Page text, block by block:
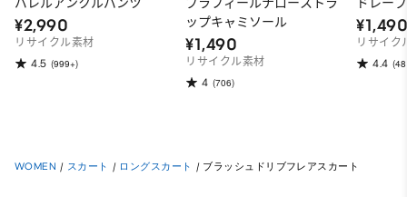
バレルアンクルパンツ
¥2,990
リサイクル素材
4.5 (999+)
ブラフィールナローストラ
ップキャミソール
¥1,490
リサイクル素材
4 (706)
ドレー
リサイク
4.4
WOMEN / スカート / ロングスカート / ブラッシュドリブフレアスカート